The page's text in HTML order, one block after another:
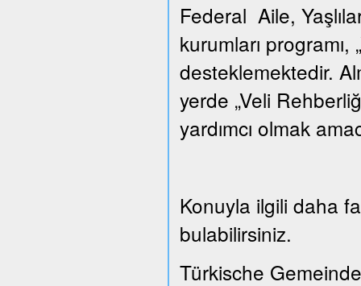
Federal Aile,
kurumları programı,
desteklemektedir.
yerde „Veli
yardımcı olmak
Konuyla ilgili daha
bulabilirsiniz.
Türkische